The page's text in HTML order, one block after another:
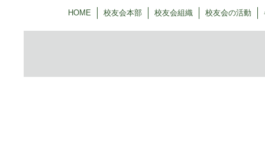
HOME 校友会本部 校友会組織 校友会の活動